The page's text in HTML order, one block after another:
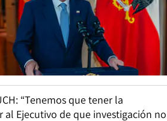
“Tenemos que tener la
al Ejecutivo de que investigación no